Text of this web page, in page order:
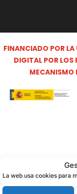
La web usa cookies para
FINANCIADO POR LA
DIGITAL POR
MECANISMO